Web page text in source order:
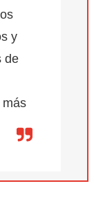
y
de
más